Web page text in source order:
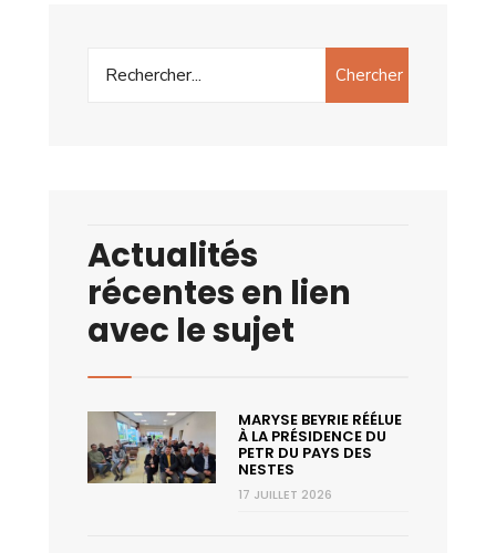
Chercher
Actualités
récentes en lien
avec le sujet
MARYSE BEYRIE RÉÉLUE
À LA PRÉSIDENCE DU
PETR DU PAYS DES
NESTES
17 JUILLET 2026